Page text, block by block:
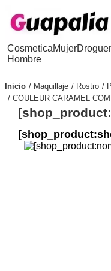
Cosmetica
Hombre
Mujer
Inicio Maquillaje Rostro
COULEUR CARAMEL